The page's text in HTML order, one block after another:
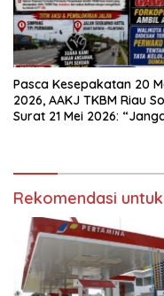
Pasca Kesepakatan 20
2026, AAKJ TKBM Riau
Surat 21 Mei 2026:
Rekomendasi